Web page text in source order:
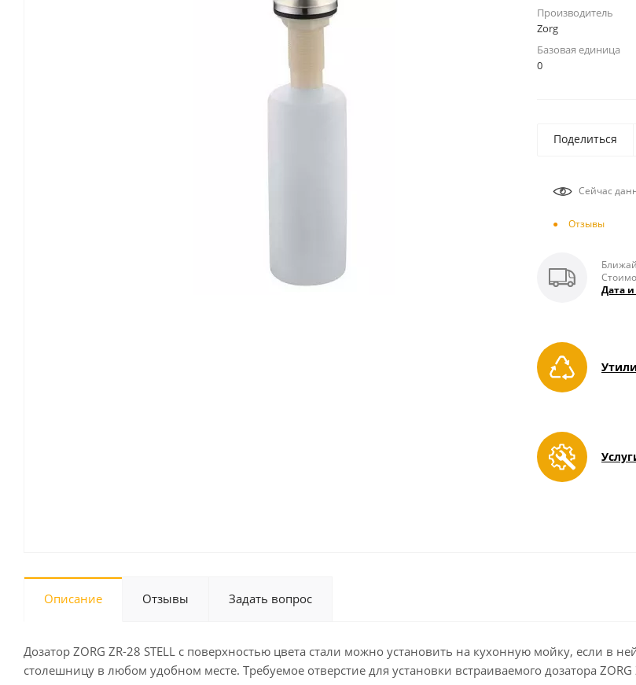
Производитель
Zorg
Базовая единица
0
Поделиться
Сейчас
Отзывы
Дата и
Описание Отзывы Задать вопрос
Дозатор ZORG ZR-28 STELL с поверхностью цвета стали можно установить на кухонную мойку, если в
столешницу в любом удобном месте. Требуемое отверстие для установки встраиваемого дозатора